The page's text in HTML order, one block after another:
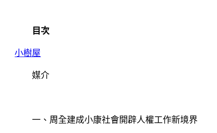
目次
小樹屋
媒介
一、周全建成小康社會開辟人權工作新境界